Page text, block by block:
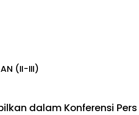
(II-III)
dalam Konferensi Pers